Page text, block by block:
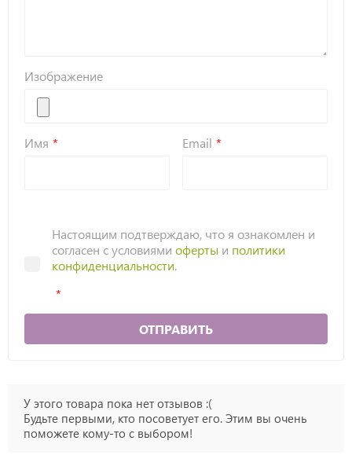
Изображение
Имя Email
Настоящим подтверждаю, что я ознакомлен и
согласен с условиями оферты и политики
конфиденциальности.
ОТПРАВИТЬ
У этого товара пока нет отзывов :(
Будьте первыми, кто посоветует его. Этим вы очень
поможете кому-то с выбором!